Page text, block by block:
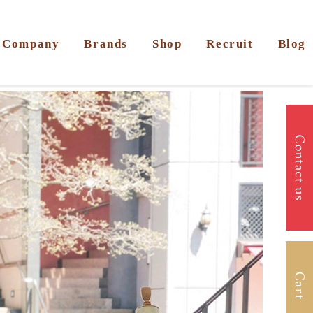
Company Brands Shop Recruit Blog